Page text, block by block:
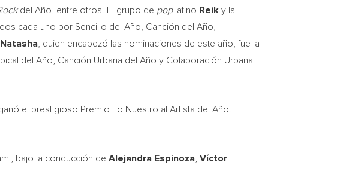
del Año, entre otros. El grupo de poplatino Reik y la
cada uno por Sencillo del Año, Canción del Año,
, quien encabezó las nominaciones de este año, fue la
del Año, Canción Urbana del Año y Colaboración Urbana
el prestigioso Premio Lo Nuestro al Artista del Año.
, bajo la conducción de Alejandra Espinoza Víctor